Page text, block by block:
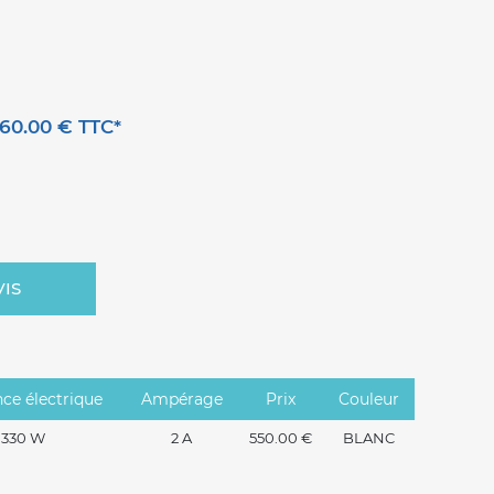
€ TTC*
électrique Ampérage Prix Couleur
330 W 2 A 550.00 € BLANC